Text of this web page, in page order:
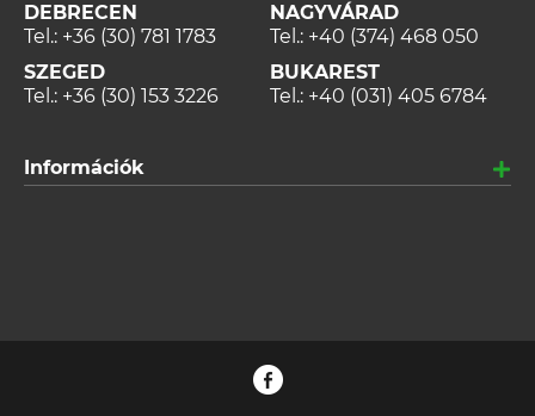
DEBRECEN
Tel.: +36 (30) 781 1783
SZEGED
Tel.: +36 (30) 153 3226
NAGYVÁRAD
Tel.: +40 (374) 468 050
BUKAREST
Tel.: +40 (031) 405 6784
Információk